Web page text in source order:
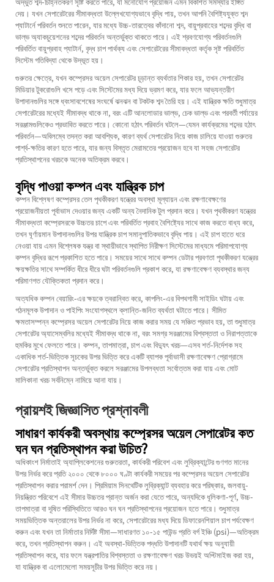
দেয়। যখন সেপারেটরের সীমাবদ্ধতা উল্লেখযোগ্যভাবে বৃদ্ধি পায়, তখন আপনি বৈশিষ্ট্যযুক্ত শব্দ
প্যাটার্নে পরিবর্তন শুনতে পারেন, যার মধ্যে উচ্চ-তারত্বের কাঁদানো শব্দ, বায়ুপ্রবাহের শব্দের বৃদ্ধি বা
ভাল্ভ অ্যাকচুয়েশনের শব্দের পরিবর্তন অন্তর্ভুক্ত থাকতে পারে। এই শ্রবণযোগ্য পরিবর্তনগুলি
পরিবর্তিত বায়ুপ্রবাহ প্যাটার্ন, বৃদ্ধ চাপ পার্থক্য এবং সেপারেটরের সীমাবদ্ধতা কর্তৃক সৃষ্ট পরিবর্তিত
সিস্টেম গতিবিদ্যা থেকে উদ্ভূত হয়।
গুরুতর ক্ষেত্রে, যখন কম্প্রেসর অয়েল সেপারেটর চূড়ান্ত ব্যর্থতার শিকার হয়, তখন সেপারেটর
মিডিয়ার টুকরোগুলি খসে পড়ে এবং সিস্টেমের মধ্য দিয়ে ভ্রমণ করে, যার ফলে আভ্যন্তরীণ
উপাদানগুলির সঙ্গে ধ্বংসাবশেষের সংঘর্ষে ঝনঝন বা টকটক শব্দ তৈরি হয়। এই যান্ত্রিক ক্ষতি শুধুমাত্র
সেপারেটরের মধ্যেই সীমাবদ্ধ থাকে না, বরং এটি আনলোডার ভাল্ভ, চেক ভাল্ভ এবং পরবর্তী পর্যায়ের
সরঞ্জামগুলিকেও প্রভাবিত করতে পারে। কোনো হঠাৎ পরিবর্তন ঘটলে—যেমন কার্যক্রমের শব্দের হঠাৎ
পরিবর্তন—অবিলম্বে তদন্ত করা আবশ্যিক, কারণ ব্যর্থ সেপারেটর নিয়ে কাজ চালিয়ে যাওয়া গুরুতর
পার্শ্ব-ক্ষতির কারণ হতে পারে, যার জন্য বিস্তৃত মেরামতের প্রয়োজন হবে যা সহজ সেপারেটর
প্রতিস্থাপনের খরচকে অনেক অতিক্রম করবে।
বৃদ্ধি পাওয়া কম্পন এবং যান্ত্রিক চাপ
কম্পন বিশ্লেষণ কম্প্রেসর তেল পৃথকীকরণ যন্ত্রের অবস্থা মূল্যায়ন এবং রক্ষণাবেক্ষণের
প্রয়োজনীয়তা পূর্বাভাস দেওয়ার জন্য একটি অন্য নৈদানিক টুল প্রদান করে। যখন পৃথকীকরণ যন্ত্রের
সীমাবদ্ধতা কম্প্রেসরকে উচ্চতর চাপে এবং পরিবর্তিত প্রবাহ বৈশিষ্ট্যের সাথে কাজ করতে বাধ্য করে,
তখন ঘূর্ণায়মান উপাদানগুলির উপর যান্ত্রিক চাপ সমানুপাতিকভাবে বৃদ্ধি পায়। এই চাপ হাতে ধরে
নেওয়া যায় এমন বিশ্লেষক যন্ত্র বা স্থায়ীভাবে স্থাপিত নিরীক্ষণ সিস্টেমের মাধ্যমে পরিমাপযোগ্য
কম্পন বৃদ্ধির রূপে প্রকাশিত হতে পারে। সময়ের সাথে সাথে কম্পন ডেটার প্রবণতা পৃথকীকরণ যন্ত্রের
ক্ষয়ক্ষতির সাথে সম্পর্কিত ধীরে ধীরে ঘটা পরিবর্তনগুলি প্রকাশ করে, যা রক্ষণাবেক্ষণ ব্যবস্থার জন্য
পরিমাণগত যৌক্তিকতা প্রদান করে।
অত্যধিক কম্পন বেয়ারিং-এর ক্ষয়কে ত্বরান্বিত করে, কাপলিং-এর বিপথগামী সাইডিং ঘটায় এবং
গঠনমূলক উপাদান ও পাইপিং সংযোগস্থলে ক্লান্তি-জনিত ব্যর্থতা ঘটাতে পারে। সীমিত
ক্ষমতাসম্পন্ন কম্প্রেসর অয়েল সেপারেটর নিয়ে কাজ করার সময় যে সঞ্চিত প্রভাব হয়, তা শুধুমাত্র
সেপারেটর অ্যাসেম্বলির মধ্যেই সীমাবদ্ধ থাকে না, বরং সমগ্র সরঞ্জামের বিশ্বস্ততা ও নিরাপত্তাকে
হুমকির মুখে ফেলতে পারে। কম্পন, তাপমাত্রা, চাপ এবং বিদ্যুৎ খরচ—এসব শর্ত-নির্দেশক সহ
একাধিক শর্ত-ভিত্তিক সূচকের উপর ভিত্তি করে একটি ব্যাপক পূর্বাভাসী রক্ষণাবেক্ষণ প্রোগ্রামে
সেপারেটর প্রতিস্থাপন অন্তর্ভুক্ত করলে সরঞ্জামের উপলব্ধতা সর্বোত্তম করা যায় এবং মোট
মালিকানা খরচ সর্বনিম্নে নামিয়ে আনা যায়।
প্রায়শই জিজ্ঞাসিত প্রশ্নাবলী
সাধারণ কার্যকরী অবস্থায় কম্প্রেসর অয়েল সেপারেটর কত
ঘন ঘন প্রতিস্থাপন করা উচিত?
অধিকাংশ নির্মাতাই অ্যাপ্লিকেশনের গুরুতরতা, কার্যকরী পরিবেশ এবং লুব্রিক্যান্টের গুণগত মানের
উপর নির্ভর করে প্রতি ২০০০ থেকে ৮০০০ ঘণ্টা কার্যকরী সময়ের পর কম্প্রেসর অয়েল সেপারেটর
প্রতিস্থাপন করার পরামর্শ দেন। প্রিমিয়াম সিনথেটিক লুব্রিক্যান্ট ব্যবহার করে পরিষ্কার, জলবায়ু-
নিয়ন্ত্রিত পরিবেশে এই সীমার উচ্চতর প্রান্ত অর্জন করা যেতে পারে, অন্যদিকে ধূলিকণা-পূর্ণ, উচ্চ-
তাপমাত্রা বা দূষিত পরিস্থিতিতে আরও ঘন ঘন প্রতিস্থাপনের প্রয়োজন হতে পারে। শুধুমাত্র
সময়ভিত্তিক অন্তরালের উপর নির্ভর না করে, সেপারেটরের মধ্য দিয়ে ডিফারেনশিয়াল চাপ পর্যবেক্ষণ
করুন এবং যখন তা নির্মাতার নির্দিষ্ট সীমা—সাধারণত ১০-১৫ পাউন্ড প্রতি বর্গ ইঞ্চি (psi)—অতিক্রম
করে, তখন প্রতিস্থাপন করুন। এই অবস্থা-ভিত্তিক পদ্ধতি উপাদানটি যথার্থ ক্ষয় অনুযায়ী
প্রতিস্থাপন করে, যার ফলে যন্ত্রপাতির বিশ্বস্ততা ও রক্ষণাবেক্ষণ খরচ উভয়ই অপ্টিমাইজ করা হয়,
যা যান্ত্রিক বা এলোমেলো সময়সূচীর উপর ভিত্তি করে নয়।